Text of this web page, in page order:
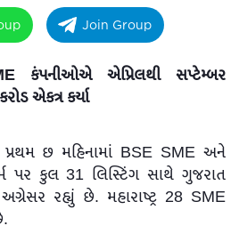
Join Group
કંપનીઓએ એપ્રિલથી સપ્ટેમ્બર
એકત્ર કર્યા
પ્રથમ છ મહિનામાં BSE SME અને
પર કુલ 31 લિસ્ટિંગ સાથે ગુજરાત
રહ્યું છે. મહારાષ્ટ્ર 28 SME